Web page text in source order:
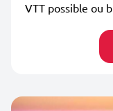
VTT possible ou